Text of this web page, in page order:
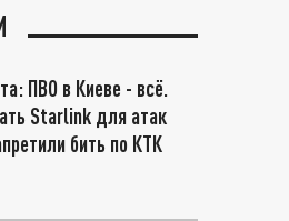
ПВО в Киеве - всё.
Starlink для атак
бить по КТК